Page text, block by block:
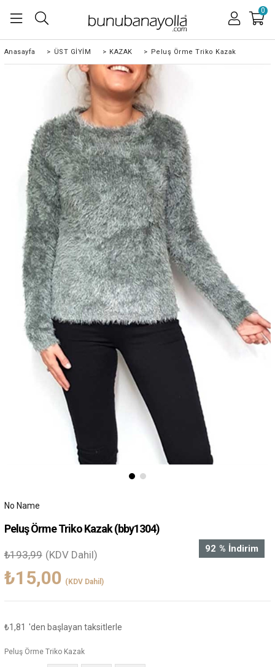
0
Anasayfa > ÜST GİYİM > KAZAK > Peluş Örme Triko Kazak
No Name
Peluş Örme Triko Kazak(bby1304)
%
92 İndirim
₺193,99 (KDV Dahil)
₺15,00 (KDV Dahil)
₺1,81 'den başlayan taksitlerle
Peluş Örme Triko Kazak